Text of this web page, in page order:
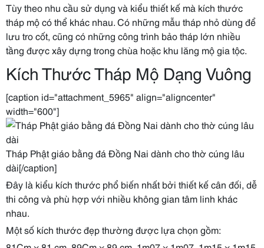
Tùy theo nhu cầu sử dụng và kiểu thiết kế mà kích thước
tháp mộ có thể khác nhau. Có những mẫu tháp nhỏ dùng để
lưu tro cốt, cũng có những công trình bảo tháp lớn nhiều
tầng được xây dựng trong chùa hoặc khu lăng mộ gia tộc.
Kích Thước Tháp Mộ Dạng Vuông
[caption id="attachment_5965" align="aligncenter"
width="600"]
Tháp Phật giáo bằng đá Đồng Nai dành cho thờ cúng lâu
dài[/caption]
Đây là kiểu kích thước phổ biến nhất bởi thiết kế cân đối, dễ
thi công và phù hợp với nhiều không gian tâm linh khác
nhau.
Một số kích thước đẹp thường được lựa chọn gồm: